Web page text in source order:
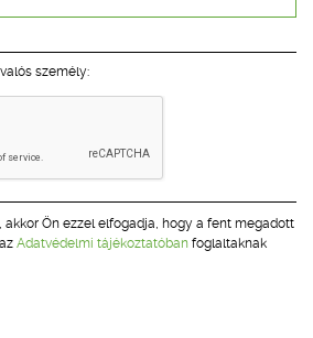
személy:
Ön ezzel elfogadja, hogy a fent megadott
Adatvédelmi tájékoztatóban foglaltaknak